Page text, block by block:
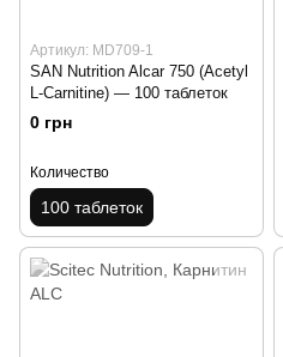
Артикул: MD709-1
SAN Nutrition Alcar 750 (Acetyl
L-Carnitine) — 100 таблеток
0 грн
Количество
100 таблеток